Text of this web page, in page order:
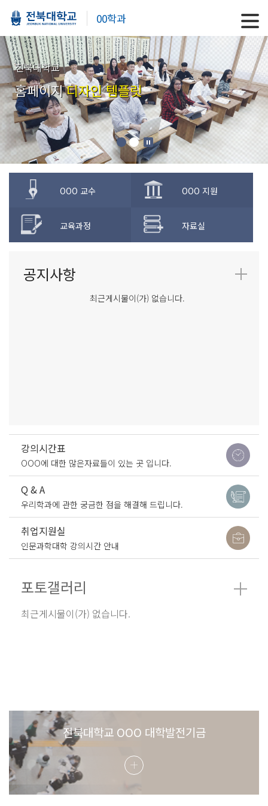
00학과
전북대학교
홈페이지디자인 템플릿
OOO 교수 OOO 지원
교육과정 자료실
최근게시물이(가) 없습니다.
강의시간표
OOO에 대한 많은자료들이 있는 곳 입니다.
Q & A
우리학과에 관한 궁금한 점을 해결해 드립니다.
취업지원실
인문과학대학 강의시간 안내
포토갤러리
최근게시물이(가) 없습니다.
전북대학교 OOO 대학발전기금